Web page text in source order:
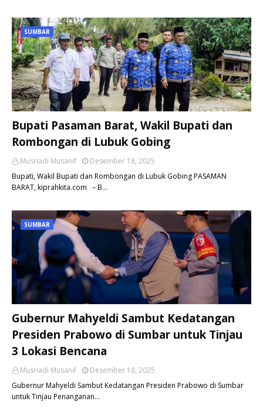
SUMBAR
Bupati Pasaman Barat, Wakil Bupati dan
Rombongan di Lubuk Gobing
Musriadi Musanif
Desember 18, 2025
Bupati, Wakil Bupati dan Rombongan di Lubuk Gobing PASAMAN
BARAT, kiprahkita.com – B…
SUMBAR
Gubernur Mahyeldi Sambut Kedatangan
Presiden Prabowo di Sumbar untuk Tinjau
3 Lokasi Bencana
Musriadi Musanif
Desember 18, 2025
Gubernur Mahyeldi Sambut Kedatangan Presiden Prabowo di Sumbar
untuk Tinjau Penanganan…